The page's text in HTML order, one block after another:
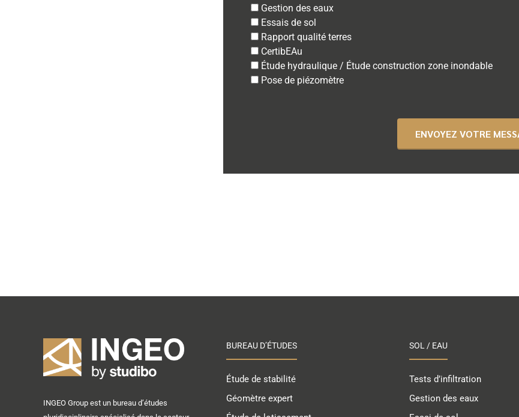
Gestion des eaux
Essais de sol
Rapport qualité terres
CertibEAu
Étude hydraulique / Étude construction zone inondable
Pose de piézomètre
INGEO Group est un bureau d’études
BUREAU D’ÉTUDES
Étude de stabilité
Géomètre expert
SOL / EAU
Tests d’infiltration
Gestion des eaux